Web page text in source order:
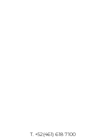
T. +52(461) 618 7100